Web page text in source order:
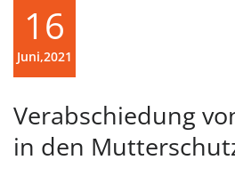
16
Juni,2021
Verabschiedung
in den